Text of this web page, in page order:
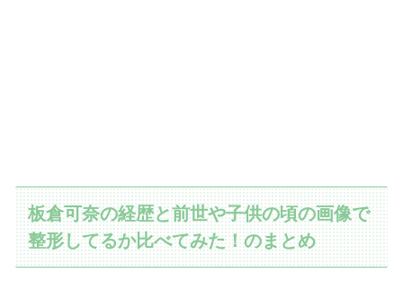
板倉可奈の経歴と前世や子供の頃の画像で
整形してるか比べてみた！のまとめ